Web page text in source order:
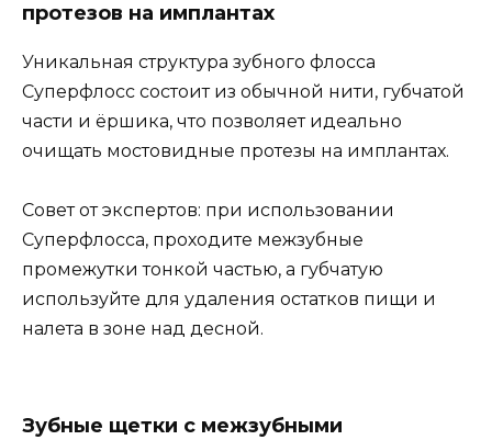
протезов на имплантах
Уникальная структура зубного флосса
Суперфлосс состоит из обычной нити, губчатой
части и ёршика, что позволяет идеально
очищать мостовидные протезы на имплантах.
Совет от экспертов: при использовании
Суперфлосса, проходите межзубные
промежутки тонкой частью, а губчатую
используйте для удаления остатков пищи и
налета в зоне над десной.
Зубные щетки с межзубными